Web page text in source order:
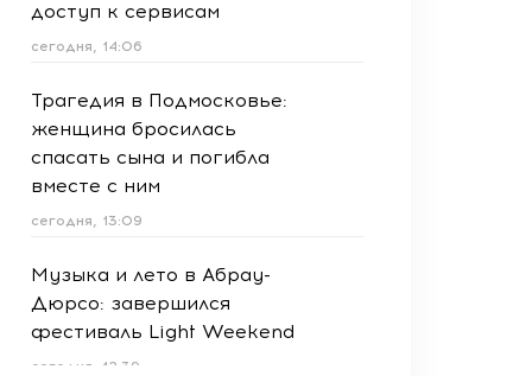
доступ к сервисам
сегодня, 14:06
Трагедия в Подмосковье:
женщина бросилась
спасать сына и погибла
вместе с ним
сегодня, 13:09
Музыка и лето в Абрау-
Дюрсо: завершился
фестиваль Light Weekend
сегодня, 12:39